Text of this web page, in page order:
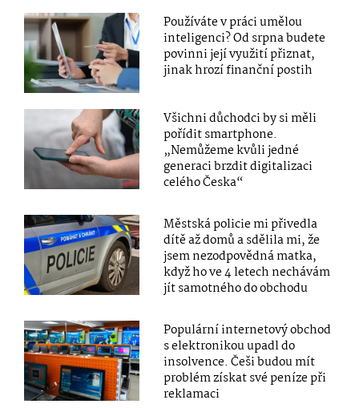
Používáte v práci umělou
inteligenci? Od srpna budete
povinni její využití přiznat,
jinak hrozí finanční postih
Všichni důchodci by si měli
pořídit smartphone.
„Nemůžeme kvůli jedné
generaci brzdit digitalizaci
celého Česka“
Městská policie mi přivedla
dítě až domů a sdělila mi, že
jsem nezodpovědná matka,
když ho ve 4 letech nechávám
jít samotného do obchodu
Populární internetový obchod
s elektronikou upadl do
insolvence. Češi budou mít
problém získat své peníze při
reklamaci